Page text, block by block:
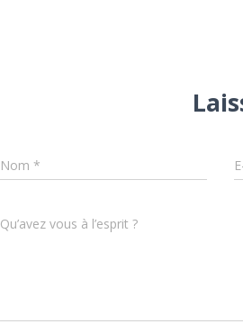
Nom *
Qu’avez vous à l’esprit ?